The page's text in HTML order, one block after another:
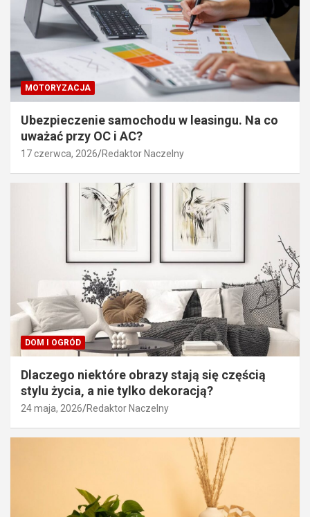
MOTORYZACJA
Ubezpieczenie samochodu w leasingu. Na co
uważać przy OC i AC?
17 czerwca, 2026 Redaktor Naczelny
DOM I OGRÓD
Dlaczego niektóre obrazy stają się częścią
stylu życia, a nie tylko dekoracją?
24 maja, 2026 Redaktor Naczelny